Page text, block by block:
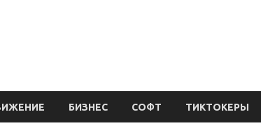
БИЗНЕС СОФТ ТИКТОКЕРЫ